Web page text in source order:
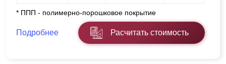
* ППП - полимерно-порошковое покрытие
Подробнее Расчитать стоимость